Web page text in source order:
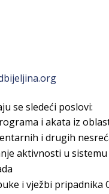
6. i 7. avgusta
- Vera Ujić
se sledeći poslovi:
i akata iz
i drugih
aktivnosti u
i vježbi pripadnika